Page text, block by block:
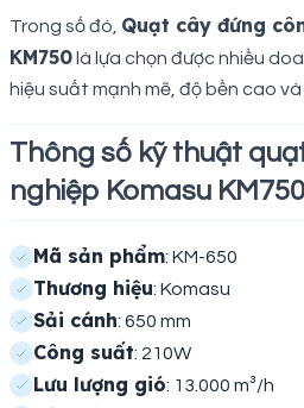
Trong số đó, Quạt cây đứng
KM750 là lựa chọn được nhiều
hiệu suất mạnh mẽ, độ bền cao
Thông số kỹ thuật
nghiệp Komasu KM750
Mã sản phẩm: KM-650
Thương hiệu: Komasu
Sải cánh: 650 mm
Công suất: 210W
Lưu lượng gió: 13.000 m³/h